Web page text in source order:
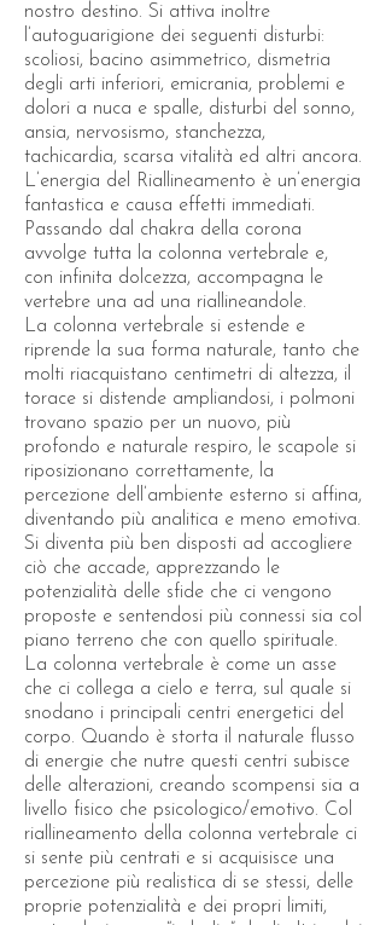
nostro destino. Si attiva inoltre
l’autoguarigione dei seguenti disturbi:
scoliosi, bacino asimmetrico, dismetria
degli arti inferiori, emicrania, problemi e
dolori a nuca e spalle, disturbi del sonno,
ansia, nervosismo, stanchezza,
tachicardia, scarsa vitalità ed altri ancora.
L’energia del Riallineamento è un’energia
fantastica e causa effetti immediati.
Passando dal chakra della corona
avvolge tutta la colonna vertebrale e,
con infinita dolcezza, accompagna le
vertebre una ad una riallineandole.
La colonna vertebrale si estende e
riprende la sua forma naturale, tanto che
molti riacquistano centimetri di altezza, il
torace si distende ampliandosi, i polmoni
trovano spazio per un nuovo, più
profondo e naturale respiro, le scapole si
riposizionano correttamente, la
percezione dell’ambiente esterno si affina,
diventando più analitica e meno emotiva.
Si diventa più ben disposti ad accogliere
ciò che accade, apprezzando le
potenzialità delle sfide che ci vengono
proposte e sentendosi più connessi sia col
piano terreno che con quello spirituale.
La colonna vertebrale è come un asse
che ci collega a cielo e terra, sul quale si
snodano i principali centri energetici del
corpo. Quando è storta il naturale flusso
di energie che nutre questi centri subisce
delle alterazioni, creando scompensi sia a
livello fisico che psicologico/emotivo. Col
riallineamento della colonna vertebrale ci
si sente più centrati e si acquisisce una
percezione più realistica di se stessi, delle
proprie potenzialità e dei propri limiti,